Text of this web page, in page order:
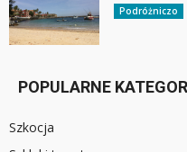
Podróżniczo
POPULARNE
Szkocja